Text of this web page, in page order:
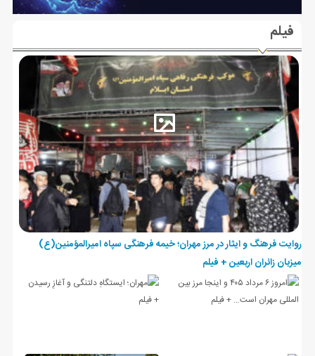
فیلم
روایت فرهنگ و ایثار در مرز مهران؛ خیمه فرهنگی سپاه امیرالمؤمنین(ع)
میزبان زائران اربعین + فیلم